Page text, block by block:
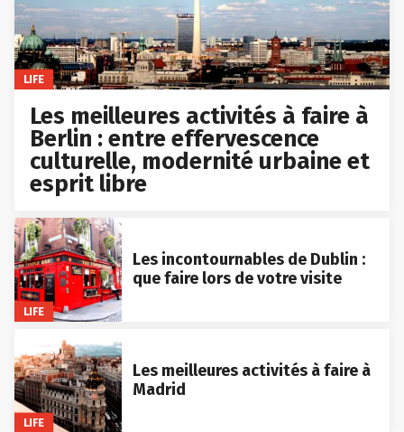
LIFE
Les meilleures activités à faire à
Berlin : entre effervescence
culturelle, modernité urbaine et
esprit libre
LIFE
Les incontournables de Dublin :
que faire lors de votre visite
LIFE
Les meilleures activités à faire à
Madrid